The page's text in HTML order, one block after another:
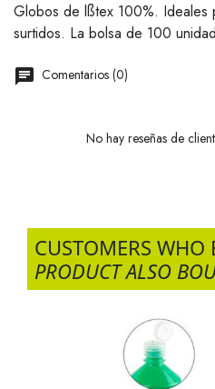
Globos de lßtex 100%. Ideales
surtidos. La bolsa de 100
Comentarios (0)
No hay reseñas de
CUSTOMERS WHO
PRODUCT ALSO